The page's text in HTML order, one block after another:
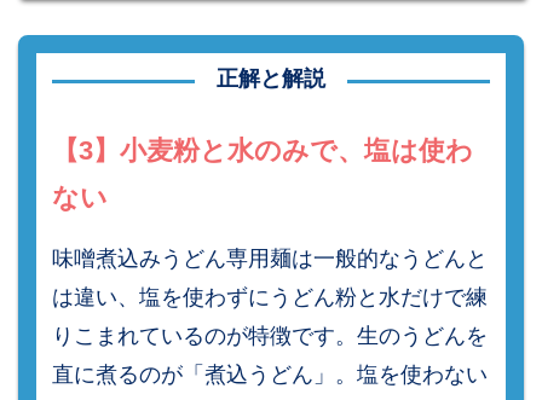
正解と解説
【3】小麦粉と水のみで、塩は使わ
ない
味噌煮込みうどん専用麺は一般的なうどんと
は違い、塩を使わずにうどん粉と水だけで練
りこまれているのが特徴です。生のうどんを
直に煮るのが「煮込うどん」。塩を使わない